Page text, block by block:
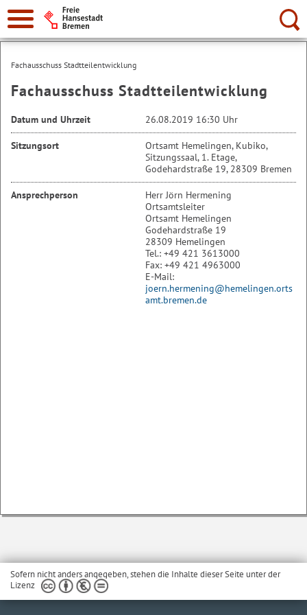
Suche:
Fachausschuss Stadtteilentwicklung
Fachausschuss Stadtteilentwicklung
Datum und Uhrzeit 26.08.2019 16:30 Uhr
Sitzungsort
Ortsamt Hemelingen, Kubiko,
Sitzungssaal, 1. Etage,
Godehardstraße 19, 28309 Bremen
Ansprechperson
Herr Jörn Hermening
Ortsamtsleiter
Ortsamt Hemelingen
Godehardstraße 19
28309 Hemelingen
Tel.: +49 421 3613000
Fax: +49 421 4963000
E-Mail:
joern.hermening@hemelingen.orts
amt.bremen.de
Sofern nicht anders angegeben, stehen die Inhalte dieser Seite unter der
Lizenz